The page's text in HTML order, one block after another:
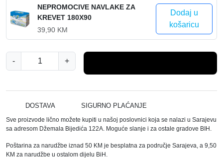
NEPROMOCIVE NAVLAKE ZA
KREVET 180X90
39,90 KM
Dodaj u
košaricu
-
E
I
F
E
C
+
DOSTAVA SIGURNO PLAĆANJE
Sve proizvode lično možete kupiti u našoj poslovnici koja se nalazi u Sarajevu
sa adresom Džemala Bijedića 122A. Moguće slanje i za ostale gradove BIH.
Poštarina za narudžbe iznad 50 KM je besplatna za područje Sarajeva, a 9,50
KM za narudžbe u ostalom dijelu BiH.